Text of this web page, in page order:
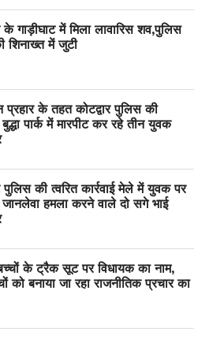
के गाड़ीघाट में मिला लावारिस शव,पुलिस
शिनाख्त में जुटी
के तहत कोटद्वार पुलिस की
बुद्धा पार्क में मारपीट कर रहे तीन युवक
पुलिस की त्वरित कार्रवाई मेले में युवक पर
हमला करने वाले दो सगे भाई
के ट्रैक सूट पर विधायक का नाम,
को बनाया जा रहा राजनीतिक प्रचार का